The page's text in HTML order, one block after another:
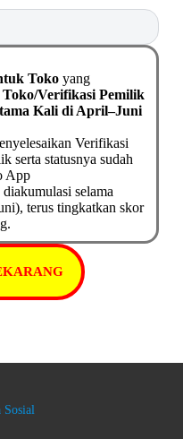
Tokoyang
Verifikasi Pemilik
Kali di April–Juni
Verifikasi
serta statusnya sudah
App
selama
terus tingkatkan skor
Sosial